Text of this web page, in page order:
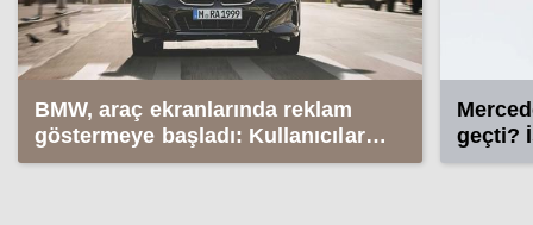
BMW, araç ekranlarında reklam
göstermeye başladı: Kullanıcılar
ayaklandı
geçti?